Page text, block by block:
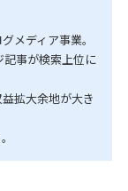
メディア事業。
事が検索上位に
拡大余地が大き